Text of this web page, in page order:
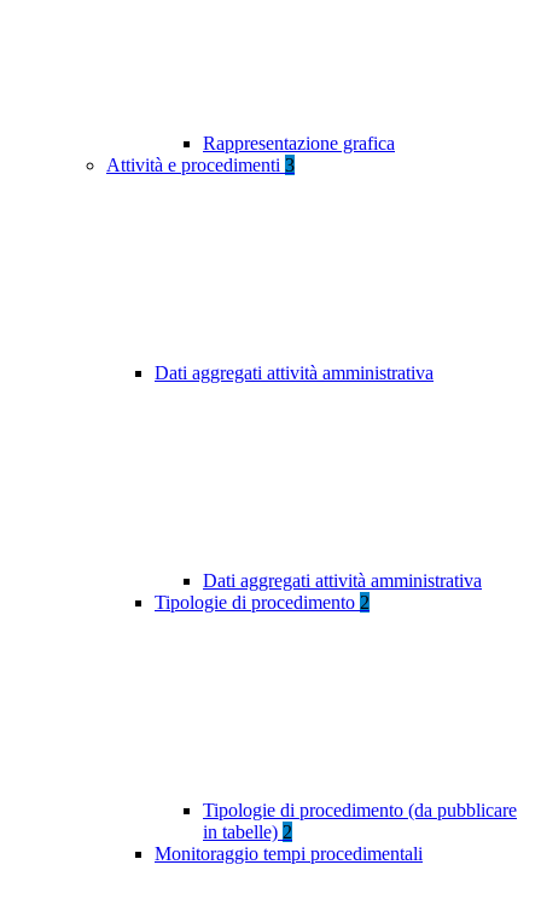
Rappresentazione grafica
Attività e procedimenti 3
Dati aggregati attività amministrativa
Dati aggregati attività amministrativa
Tipologie di procedimento 2
Tipologie di procedimento (da pubblicare
in tabelle) 2
Monitoraggio tempi procedimentali